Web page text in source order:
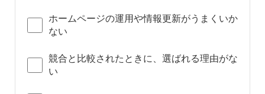
ホームページの運用や情報更新がうまくいか
ない
競合と比較されたときに、選ばれる理由がな
い